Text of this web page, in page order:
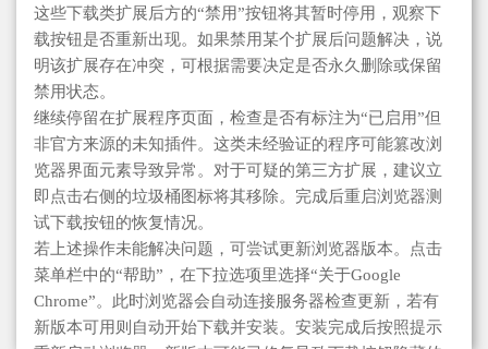
这些下载类扩展后方的“禁用”按钮将其暂时停用，观察下
载按钮是否重新出现。如果禁用某个扩展后问题解决，说
明该扩展存在冲突，可根据需要决定是否永久删除或保留
禁用状态。
继续停留在扩展程序页面，检查是否有标注为“已启用”但
非官方来源的未知插件。这类未经验证的程序可能篡改浏
览器界面元素导致异常。对于可疑的第三方扩展，建议立
即点击右侧的垃圾桶图标将其移除。完成后重启浏览器测
试下载按钮的恢复情况。
若上述操作未能解决问题，可尝试更新浏览器版本。点击
菜单栏中的“帮助”，在下拉选项里选择“关于Google
Chrome”。此时浏览器会自动连接服务器检查更新，若有
新版本可用则自动开始下载并安装。安装完成后按照提示